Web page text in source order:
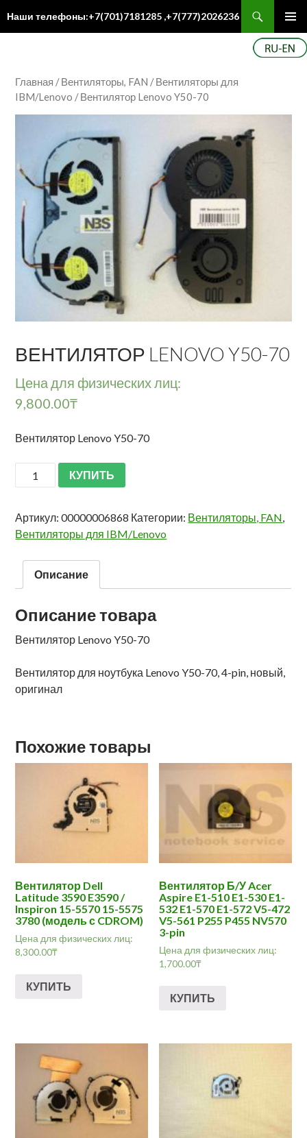
Наши телефоны:+7(701)7181285 ,+7(777)2026236
Главная /Вентиляторы, FAN /Вентиляторы для
IBM/Lenovo / Вентилятор Lenovo Y50-70
ВЕНТИЛЯТОР LENOVO Y50-70
Цена для физических лиц:
9,800.00₸
Вентилятор Lenovo Y50-70
КУПИТЬ
Артикул:00000006868 Категории: Вентиляторы, FAN,
Вентиляторы для IBM/Lenovo
Описание
Описание товара
Вентилятор Lenovo Y50-70
Вентилятор для ноутбука Lenovo Y50-70, 4-pin, новый,
оригинал
Похожие товары
Вентилятор Dell
Latitude 3590 E3590 /
Inspiron 15-5570 15-5575
3780 (модель с CDROM)
Цена для физических лиц:
8,300.00₸
КУПИТЬ
Вентилятор Б/У Acer
Aspire E1-510 E1-530 E1-
532 E1-570 E1-572 V5-472
V5-561 P255 P455 NV570
3-pin
Цена для физических лиц:
1,700.00₸
КУПИТЬ